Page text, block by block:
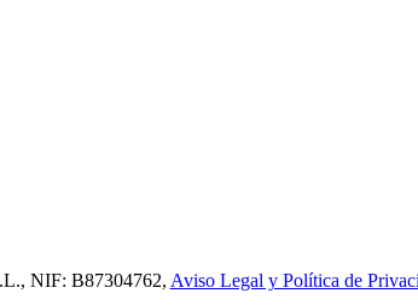
NIF: B87304762, Aviso Legal y Política de